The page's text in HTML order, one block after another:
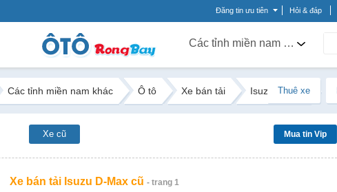
Đăng tin ưu tiên Hỏi & đáp
Các tỉnh miền nam khác
Các tỉnh miền nam khác Ô tô Xe bán tải Isuzu D-Max
Thuê xe
Xe cũ Mua tin Vip
Xe bán tải Isuzu D-Max cũ - trang 1